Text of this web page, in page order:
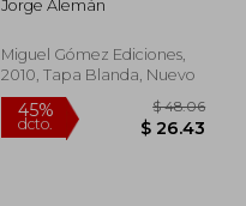
Jorge Alemán
Miguel Gómez Ediciones,
2010, Tapa Blanda, Nuevo